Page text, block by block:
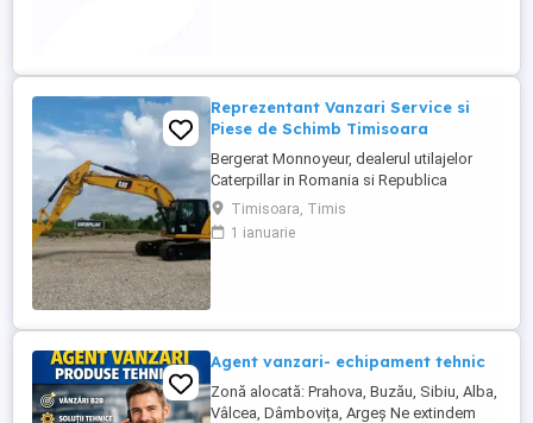
Reprezentant Vanzari Service si
Piese de Schimb Timisoara
Bergerat Monnoyeur, dealerul utilajelor
Caterpillar in Romania si Republica
Moldova, angajeaza Reprezentant Vanzari
Service si Piese de Schimb, pentru divizia
de utilaje. Cerinte: Studii superioare în
Timisoara, Timis
1 ianuarie
Agent vanzari- echipament tehnic
Zonă alocată: Prahova, Buzău, Sibiu, Alba,
Vâlcea, Dâmbovița, Argeș Ne extindem